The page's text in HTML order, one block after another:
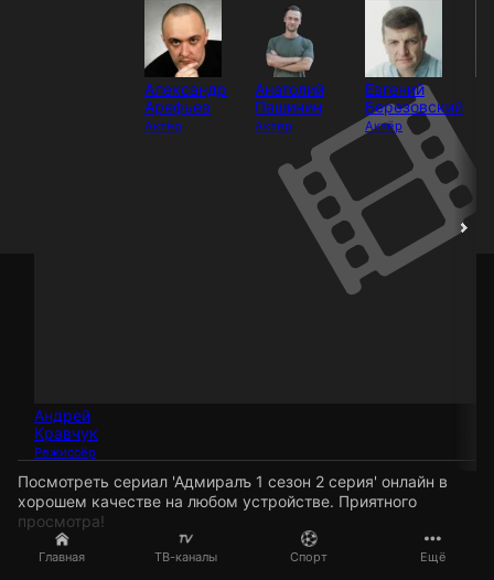
Главная ТВ-каналы Спорт Ещё
Андрей
Кравчук
Режиссёр
Александр
Арефьев
Актёр
Анатолий
Пашинин
Актёр
Евгений
Березовский
Актёр
Посмотреть сериал 'Адмиралъ 1 сезон 2 серия' онлайн в
хорошем качестве на любом устройстве. Приятного
просмотра!